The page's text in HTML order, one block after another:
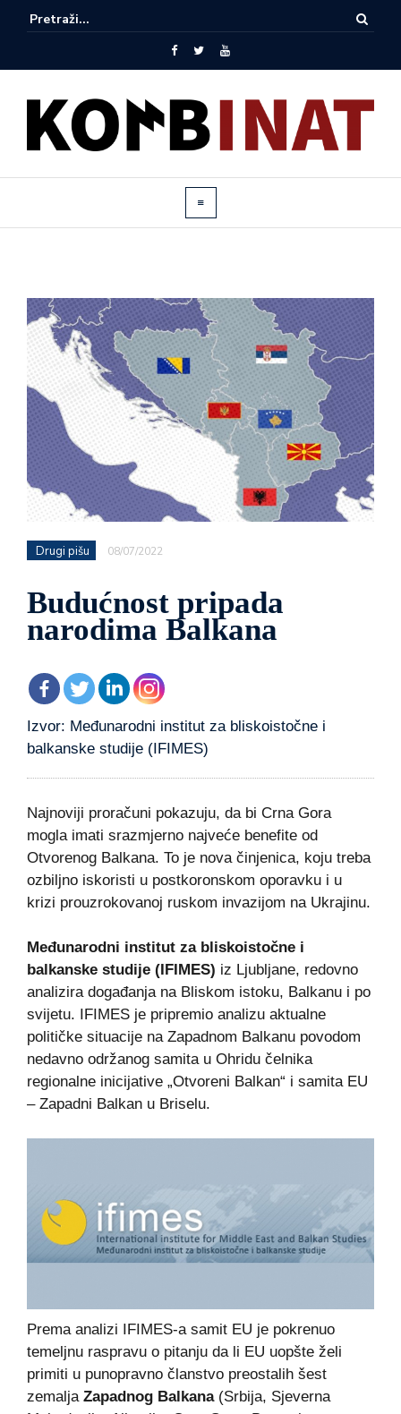
Drugi pišu 08/07/2022
Budućnost pripada
narodima Balkana
Izvor: Međunarodni institut za bliskoistočne i
balkanske studije (IFIMES)
Najnoviji proračuni pokazuju, da bi Crna Gora
mogla imati srazmjerno najveće benefite od
Otvorenog Balkana. To je nova činjenica, koju treba
ozbiljno iskoristi u postkoronskom oporavku i u
krizi prouzrokovanoj ruskom invazijom na Ukrajinu.
Međunarodni institut za bliskoistočne i
balkanske studije (IFIMES) iz Ljubljane, redovno
analizira događanja na Bliskom istoku, Balkanu i po
svijetu. IFIMES je pripremio analizu aktualne
političke situacije na Zapadnom Balkanu povodom
nedavno održanog samita u Ohridu čelnika
regionalne inicijative „Otvoreni Balkan“ i samita EU
– Zapadni Balkan u Briselu.
Prema analizi IFIMES-a samit EU je pokrenuo
temeljnu raspravu o pitanju da li EU uopšte želi
primiti u punopravno članstvo preostalih šest
zemalja Zapadnog Balkana(Srbija, Sjeverna